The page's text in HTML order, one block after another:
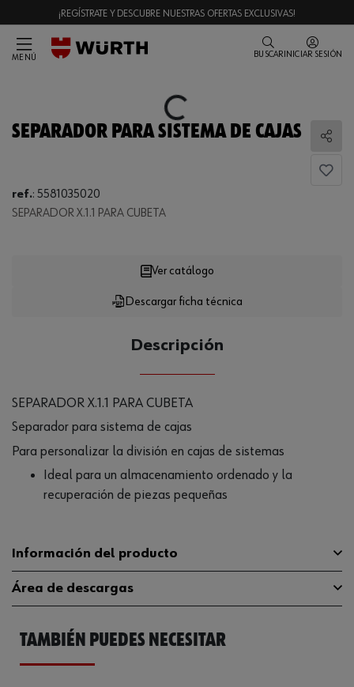
¡REGÍSTRATE Y DESCUBRE NUESTRAS OFERTAS EXCLUSIVAS!
MENÚ BUSCAR INICIAR SESIÓN
Loading...
SEPARADOR PARA SISTEMA DE CAJAS
ref.: 5581035020
SEPARADOR X.1.1 PARA CUBETALoading...
Descargar ficha técnica
Ver catálogo
Descripción
SEPARADOR X.1.1 PARA CUBETA
Separador para sistema de cajas
Para personalizar la división en cajas de sistemas
Ideal para un almacenamiento ordenado y la
recuperación de piezas pequeñas
Información del producto
Profundidad 8 mm
Anchura 70 mm
Área de descargas
Catálogo General 5581035020
TAMBIÉN PUEDES NECESITAR